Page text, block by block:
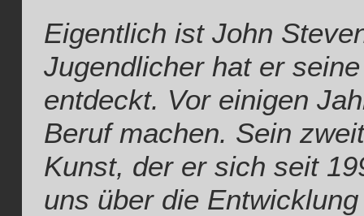
Eigentlich ist John
Jugendlicher hat er
entdeckt. Vor einigen
Beruf machen. Sein
Kunst, der er sich seit
uns über die